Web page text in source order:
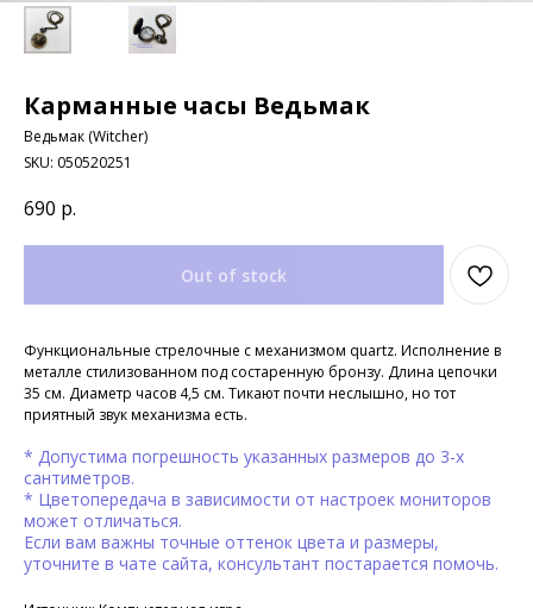
Карманные часы Ведьмак
Ведьмак (Witcher)
SKU: 050520251
690 р.
Out of stock
Функциональные стрелочные с механизмом quartz. Исполнение в
металле стилизованном под состаренную бронзу. Длина цепочки
35 см. Диаметр часов 4,5 см. Тикают почти неслышно, но тот
приятный звук механизма есть.
* Допустима погрешность указанных размеров до 3-х
сантиметров.
* Цветопередача в зависимости от настроек мониторов
может отличаться.
Если вам важны точные оттенок цвета и размеры,
уточните в чате сайта, консультант постарается помочь.